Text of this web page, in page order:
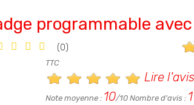
programmable
(0)
TTC
Lire l'avis
Note moyenne : 10/10 Nombre d'avis : 1